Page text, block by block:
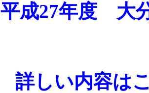
平成27年度 大
詳しい内容は